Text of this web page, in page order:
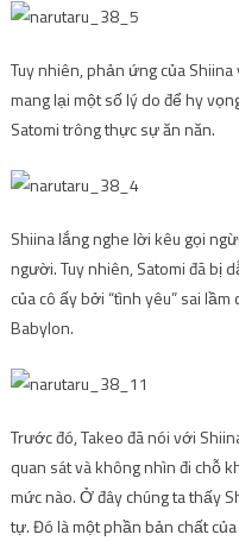
Tuy nhiên, phản ứng của
mang lại một số lý do để hy
Satomi trông thực sự ăn năn.
Shiina lắng nghe lời kêu gọi
người. Tuy nhiên, Satomi đã bị
của cô ấy bởi “tình yêu” sai
Babylon.
Trước đó, Takeo đã nói với
quan sát và không nhìn đi chỗ
mức nào. Ở đây chúng ta thấy
tự. Đó là một phần bản chất